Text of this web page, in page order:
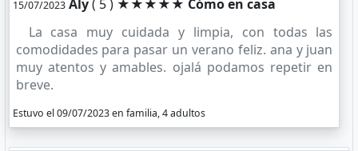
15/07/2023 Aly( 5 ) ★★★★★ Cómo en casa
La casa muy cuidada y limpia, con todas las
comodidades para pasar un verano feliz. ana y juan
muy atentos y amables. ojalá podamos repetir en
breve.
Estuvo el 09/07/2023 en familia, 4 adultos